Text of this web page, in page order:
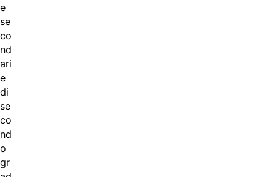
e
se
co
nd
ari
e
di
se
co
nd
o
gr